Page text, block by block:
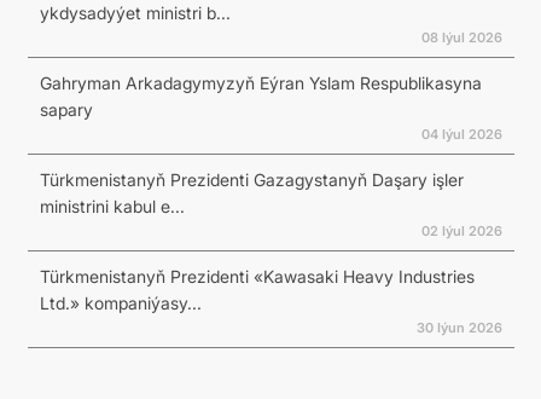
ykdysadyýet ministri b...
08 Iýul 2026
Gahryman Arkadagymyzyň Eýran Yslam Respublikasyna
sapary
04 Iýul 2026
Türkmenistanyň Prezidenti Gazagystanyň Daşary işler
ministrini kabul e...
02 Iýul 2026
Türkmenistanyň Prezidenti «Kawasaki Heavy Industries
Ltd.» kompaniýasy...
30 Iýun 2026